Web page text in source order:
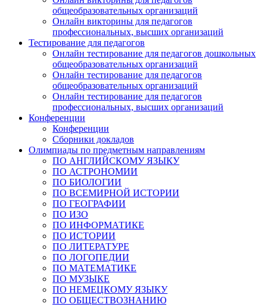
общеобразовательных организаций
Онлайн викторины для педагогов
профессиональных, высших организаций
Тестирование для педагогов
Онлайн тестирование для педагогов дошкольных
общеобразовательных организаций
Онлайн тестирование для педагогов
общеобразовательных организаций
Онлайн тестирование для педагогов
профессиональных, высших организаций
Конференции
Конференции
Сборники докладов
Олимпиады по предметным направлениям
ПО АНГЛИЙСКОМУ ЯЗЫКУ
ПО АСТРОНОМИИ
ПО БИОЛОГИИ
ПО ВСЕМИРНОЙ ИСТОРИИ
ПО ГЕОГРАФИИ
ПО ИЗО
ПО ИНФОРМАТИКЕ
ПО ИСТОРИИ
ПО ЛИТЕРАТУРЕ
ПО ЛОГОПЕДИИ
ПО МАТЕМАТИКЕ
ПО МУЗЫКЕ
ПО НЕМЕЦКОМУ ЯЗЫКУ
ПО ОБЩЕСТВОЗНАНИЮ